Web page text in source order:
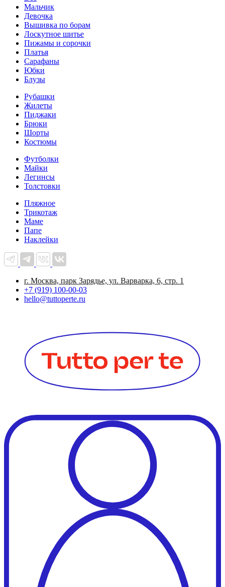
Мальчик
Девочка
Вышивка по борам
Лоскутное шитье
Пижамы и сорочки
Платья
Сарафаны
Юбки
Блузы
Рубашки
Жилеты
Пиджаки
Брюки
Шорты
Костюмы
Футболки
Майки
Легинсы
Толстовки
Пляжное
Трикотаж
Маме
Папе
Наклейки
г. Москва, парк Зарядье, ул. Варварка, 6, стр. 1
+7 (919) 100-00-03
hello@tuttoperte.ru